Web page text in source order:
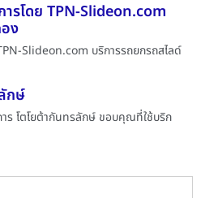
รโดย TPN-Slideon.com
ง
Slideon.com บริการรถยกรถสไลด์
กษ์
โตโยต้ากันทรลักษ์ ขอบคุณที่ใช้บริก